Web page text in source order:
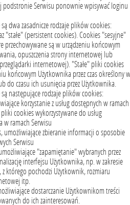
podstronie Serwisu ponownie wpisywać loginu
dwa zasadnicze rodzaje plików cookies:
"stałe" (persistent cookies). Cookies "sesyjne"
przechowywane są w urządzeniu końcowym
opuszczenia strony internetowej lub
internetowej). "Stałe" pliki cookies
końcowym Użytkownika przez czas określony w
do czasu ich usunięcia przez Użytkownika.
następujące rodzaje plików cookies:
korzystanie z usług dostępnych w ramach
cookies wykorzystywane do usług
w ramach Serwisu
umożliwiające zbieranie informacji o sposobie
Serwisu
"zapamiętanie" wybranych przez
interfejsu Użytkownika, np. w zakresie
którego pochodzi Użytkownik, rozmiaru
itp.
dostarczanie Użytkownikom treści
do ich zainteresowań.